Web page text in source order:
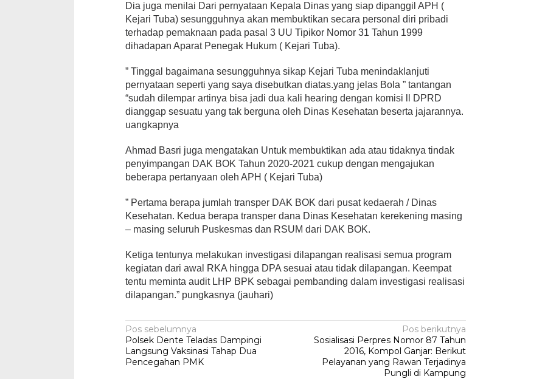
Dia juga menilai Dari pernyataan Kepala Dinas yang siap dipanggil APH (
Kejari Tuba) sesungguhnya akan membuktikan secara personal diri pribadi
terhadap pemaknaan pada pasal 3 UU Tipikor Nomor 31 Tahun 1999
dihadapan Aparat Penegak Hukum ( Kejari Tuba).
” Tinggal bagaimana sesungguhnya sikap Kejari Tuba menindaklanjuti
pernyataan seperti yang saya disebutkan diatas.yang jelas Bola ” tantangan
“sudah dilempar artinya bisa jadi dua kali hearing dengan komisi ll DPRD
dianggap sesuatu yang tak berguna oleh Dinas Kesehatan beserta jajarannya.
uangkapnya
Ahmad Basri juga mengatakan Untuk membuktikan ada atau tidaknya tindak
penyimpangan DAK BOK Tahun 2020-2021 cukup dengan mengajukan
beberapa pertanyaan oleh APH ( Kejari Tuba)
” Pertama berapa jumlah transper DAK BOK dari pusat kedaerah / Dinas
Kesehatan. Kedua berapa transper dana Dinas Kesehatan kerekening masing
– masing seluruh Puskesmas dan RSUM dari DAK BOK.
Ketiga tentunya melakukan investigasi dilapangan realisasi semua program
kegiatan dari awal RKA hingga DPA sesuai atau tidak dilapangan. Keempat
tentu meminta audit LHP BPK sebagai pembanding dalam investigasi realisasi
dilapangan.” pungkasnya (jauhari)
Navigasi
pos
Pos sebelumnya
Polsek Dente Teladas Dampingi
Langsung Vaksinasi Tahap Dua
Pencegahan PMK
Pos berikutnya
Sosialisasi Perpres Nomor 87 Tahun
2016, Kompol Ganjar: Berikut
Pelayanan yang Rawan Terjadinya
Pungli di Kampung